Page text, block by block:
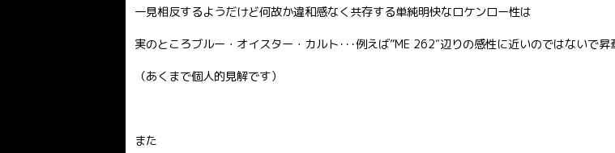
一見相反するようだけど何故か違和感なく共存する単純明快なロケンロー性は
実のところブルー・オイスター・カルト･･･例えば”ME 262″辺りの感性に近いのではないで昇
（あくまで個人的見解です）
また